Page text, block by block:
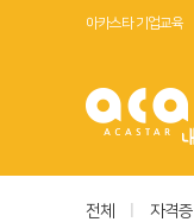
아카스타 기업교육
전체 자격증